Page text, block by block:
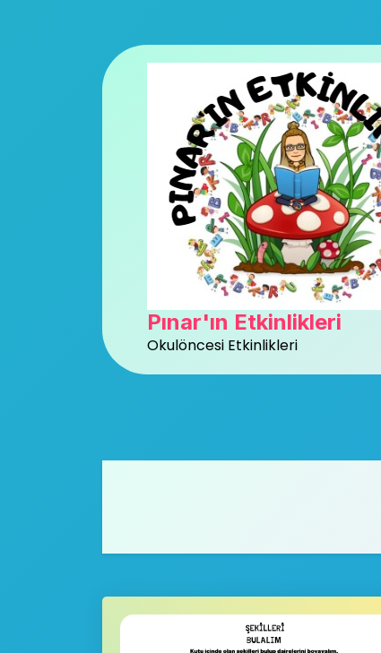
Pınar'ın Etkinlikleri
Okulöncesi Etkinlikleri